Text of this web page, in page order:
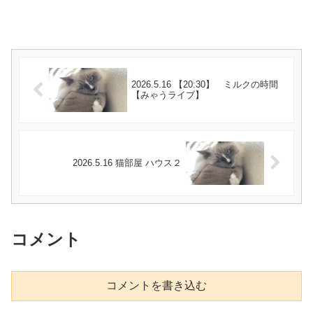
2026.5.16 【20:30】 ミルクの時間
【みゃうライブ】
2026.5.16 猫部屋 ハウス２
コメント
コメントを書き込む